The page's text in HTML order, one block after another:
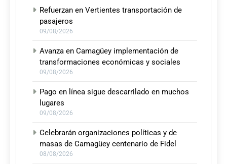
Refuerzan en Vertientes transportación de
pasajeros
09/08/2026
Avanza en Camagüey implementación de
transformaciones económicas y sociales
09/08/2026
Pago en línea sigue descarrilado en muchos
lugares
09/08/2026
Celebrarán organizaciones políticas y de
masas de Camagüey centenario de Fidel
08/08/2026